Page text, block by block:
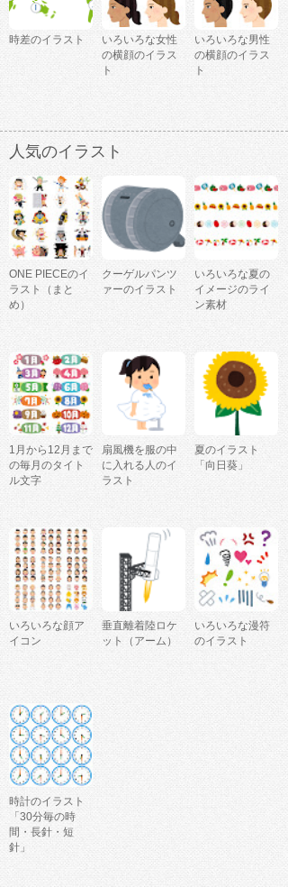
時差のイラスト
いろいろな女性
の横顔のイラス
ト
いろいろな男性
の横顔のイラス
ト
人気のイラスト
ONE PIECEのイ
ラスト（まと
め）
クーゲルパンツ
ァーのイラスト
いろいろな夏の
イメージのライ
ン素材
1月から12月まで
の毎月のタイト
ル文字
扇風機を服の中
に入れる人のイ
ラスト
夏のイラスト
「向日葵」
いろいろな顔ア
イコン
垂直離着陸ロケ
ット（アーム）
いろいろな漫符
のイラスト
時計のイラスト
「30分毎の時
間・長針・短
針」